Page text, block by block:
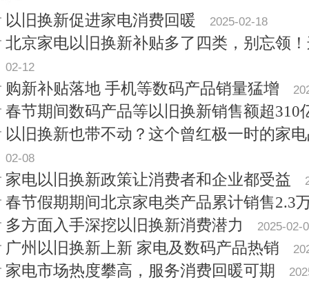
以旧换新促进家电消费回暖 2025-02-18
北京家电以旧换新补贴多了四类，别忘领
02-12
购新补贴落地 手机等数码产品销量猛增
春节期间数码产品等以旧换新销售额超310
以旧换新也带不动？这个曾红极一时的家
02-08
家电以旧换新政策让消费者和企业都受益
春节假期期间北京家电类产品累计销售2.3
多方面入手深挖以旧换新消费潜力
2025-02-
广州以旧换新上新 家电及数码产品热销
家电市场热度攀高，服务消费回暖可期